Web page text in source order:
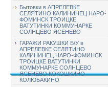
Бытовки в АПРЕЛЕВКЕ
СЕЛЯТИНО КАЛИНИНЕЦ НАРО-
ФОМИНСК ТРОИЦКЕ
ВАТУТИНКИ КОММУНАРКЕ
СОЛНЦЕВО ЯСЕНЕВО
ГАРАЖИ РАКУШКИ Б/У в
АПРЕЛЕВКЕ СЕЛЯТИНО
КАЛИНИНЕЦ НАРО-ФОМИНСК
ТРОИЦКЕ ВАТУТИНКИ
КОММУНАРКЕ СОЛНЦЕВО
ЯСЕНЕВО КОКОШКИНО
КОЛЮБАКИНО